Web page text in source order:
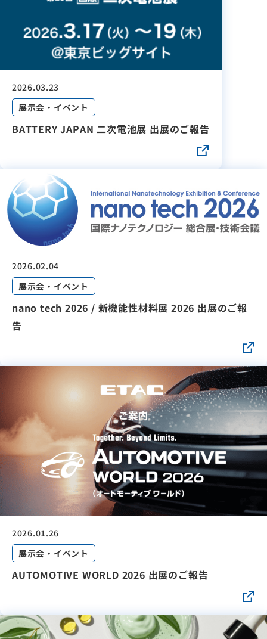
2026.03.23
展示会・イベント
BATTERY JAPAN 二次電池展 出展のご報告
2026.02.04
展示会・イベント
nano tech 2026 / 新機能性材料展 2026 出展のご報
告
2026.01.26
展示会・イベント
AUTOMOTIVE WORLD 2026 出展のご報告